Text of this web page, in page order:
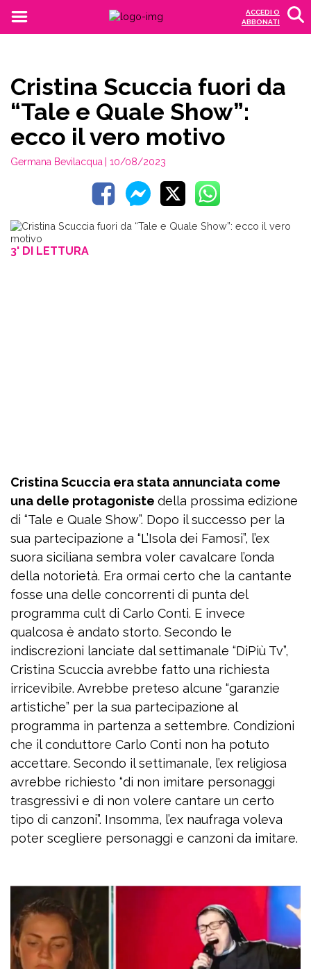
ACCEDI O
ABBONATI
Cristina Scuccia fuori da
“Tale e Quale Show”:
ecco il vero motivo
Germana Bevilacqua | 10/08/2023
3' DI LETTURA
Cristina Scuccia era stata annunciata come
una delle protagoniste della prossima edizione
di “Tale e Quale Show”. Dopo il successo per la
sua partecipazione a “L’Isola dei Famosi”, l’ex
suora siciliana sembra voler cavalcare l’onda
della notorietà. Era ormai certo che la cantante
fosse una delle concorrenti di punta del
programma cult di Carlo Conti. E invece
qualcosa è andato storto. Secondo le
indiscrezioni lanciate dal settimanale “DiPiù Tv”,
Cristina Scuccia avrebbe fatto una richiesta
irricevibile. Avrebbe preteso alcune “garanzie
artistiche” per la sua partecipazione al
programma in partenza a settembre. Condizioni
che il conduttore Carlo Conti non ha potuto
accettare. Secondo il settimanale, l’ex religiosa
avrebbe richiesto “di non imitare personaggi
trasgressivi e di non volere cantare un certo
tipo di canzoni”. Insomma, l’ex naufraga voleva
poter scegliere personaggi e canzoni da imitare.